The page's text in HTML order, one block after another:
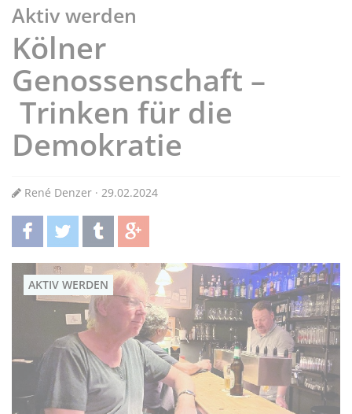
Aktiv werden
Kölner
Genossenschaft –
Trinken für die
Demokratie
René Denzer · 29.02.2024
teilentwittern teilen teilen
AKTIV WERDEN